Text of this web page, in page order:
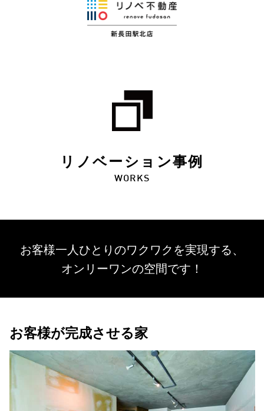
リノベーション事例
WORKS
お客様一人ひとりのワクワクを実現する、
オンリーワンの空間です！
お客様が完成させる家